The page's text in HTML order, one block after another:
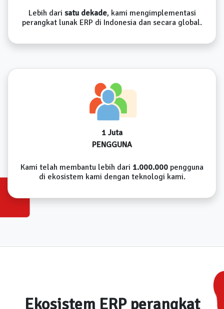
Lebih dari satu dekade, kami mengimplementasi
perangkat lunak ERP di Indonesia dan secara global.
1 Juta
PENGGUNA
Kami telah membantu lebih dari 1.000.000 pengguna
di ekosistem kami dengan teknologi kami.
Ekosistem ERP perangkat